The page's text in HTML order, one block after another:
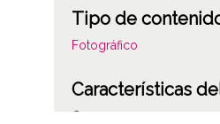
Tipo de
Fotográfico
Características
C